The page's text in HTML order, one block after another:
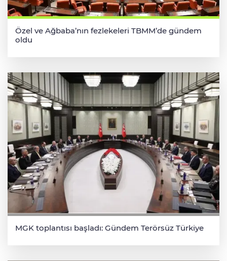
Özel ve Ağbaba’nın fezlekeleri TBMM’de gündem
oldu
MGK toplantısı başladı: Gündem Terörsüz Türkiye